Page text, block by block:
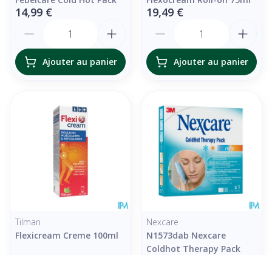
14,99 €
Ajouter au panier
19,49 €
Ajouter au panier
Tilman
Flexicream Creme 100ml
Nexcare
N1573dab Nexcare
Coldhot Therapy Pack